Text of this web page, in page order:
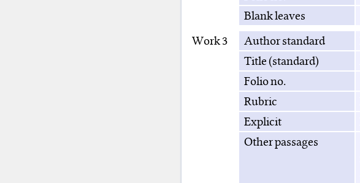
Blank leaves
Work 3
Author standard
Title (standard)
Folio no.
Rubric
Explicit
Other passages